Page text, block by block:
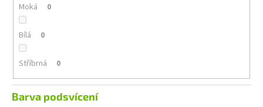
Moká 0
Bílá 0
Stříbrná 0
Barva podsvícení